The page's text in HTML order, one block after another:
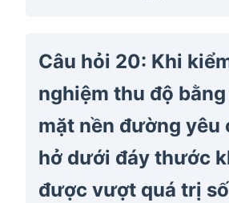
Câu hỏi 20: Khi
nghiệm thu độ
mặt nền đường yêu
hở dưới đáy thước
được vượt quá trị